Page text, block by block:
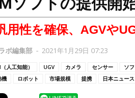
用性を確保、AGVや
ボ編集部 - 2021年1月29日 07:23
人工知能） UGV カメラ センサー ソ
機
ロボット 市場規模 提携 日本ニュース